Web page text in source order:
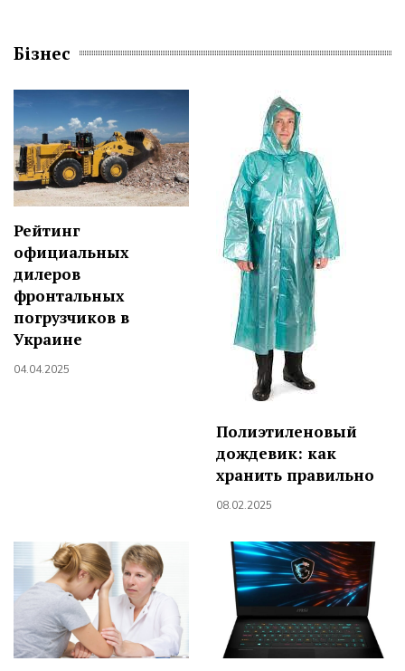
Бізнес
Рейтинг
официальных
дилеров
фронтальных
погрузчиков в
Украине
04.04.2025
Полиэтиленовый
дождевик: как
хранить правильно
08.02.2025